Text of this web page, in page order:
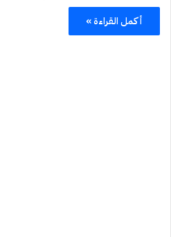
أكمل القراءة »